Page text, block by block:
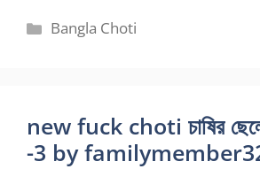
Categories
Bangla Choti
new fuck choti চাষির ছেলে
-3 by